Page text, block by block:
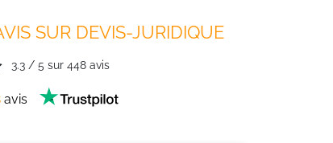
SUR DEVIS-JURIDIQUE
3.3 / 5 sur 448 avis
avis